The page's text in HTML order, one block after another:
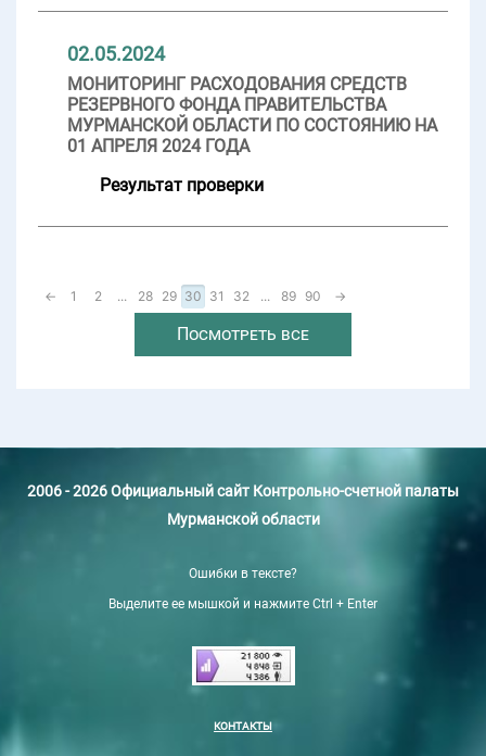
02.05.2024
МОНИТОРИНГ РАСХОДОВАНИЯ СРЕДСТВ
РЕЗЕРВНОГО ФОНДА ПРАВИТЕЛЬСТВА
МУРМАНСКОЙ ОБЛАСТИ ПО СОСТОЯНИЮ НА
01 АПРЕЛЯ 2024 ГОДА
Результат проверки
← 1 2 ... 28 29 30 31 32 ... 89 90 →
Посмотреть все
2006 - 2026 Официальный сайт Контрольно-счетной палаты
Мурманской области
Ошибки в тексте?
Выделите ее мышкой и нажмите Ctrl + Enter
КОНТАКТЫ